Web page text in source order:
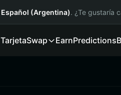
Español (Argentina). ¿Te gustaría
TarjetaSwap EarnPredictions